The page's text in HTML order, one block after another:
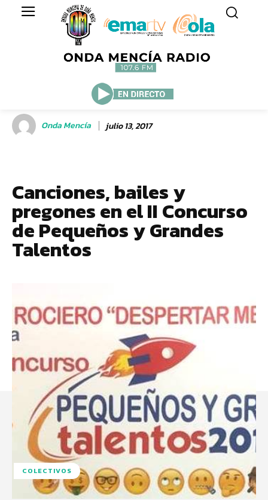
Onda Mencía julio 13, 2017
Canciones, bailes y
pregones en el II Concurso
de Pequeños y Grandes
Talentos
COLECTIVOS